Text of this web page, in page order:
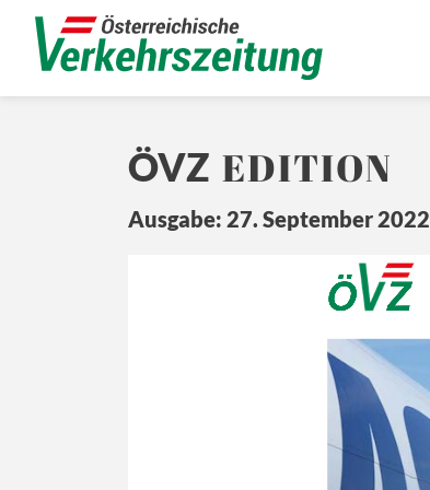
ÖVZ EDITION
Ausgabe: 27. September 2022
Z
Ö